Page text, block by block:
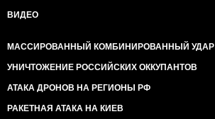
ВИДЕО
МАССИРОВАННЫЙ КОМБИНИРОВАННЫЙ УДАР
УНИЧТОЖЕНИЕ РОССИЙСКИХ ОККУПАНТОВ
АТАКА ДРОНОВ НА РЕГИОНЫ РФ
РАКЕТНАЯ АТАКА НА КИЕВ